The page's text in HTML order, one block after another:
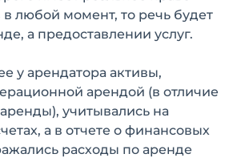
в любой момент, то речь будет
а предоставлении услуг.
у арендатора активы,
арендой (в отличие
учитывались на
а в отчете о финансовых
расходы по аренде